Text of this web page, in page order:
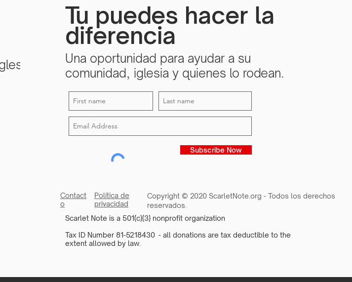
Tu puedes hacer la
diferencia
Una oportunidad para ayudar a su
comunidad, iglesia y quienes lo rodean.
Subscribe Now
Contact
o
Política de
privacidad
Copyright © 2020 ScarletNote.org - Todos los derechos
reservados.
Scarlet Note is a 501(c)(3) nonprofit organization
Tax ID Number 81-5218430 - all donations are tax deductible to the
extent allowed by law.